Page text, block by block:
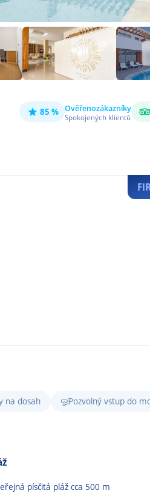
85 % Ověřenozákazníky
Spokojených klientů
na dosah
Pozvolný vstup do
písčitá pláž cca 500 m